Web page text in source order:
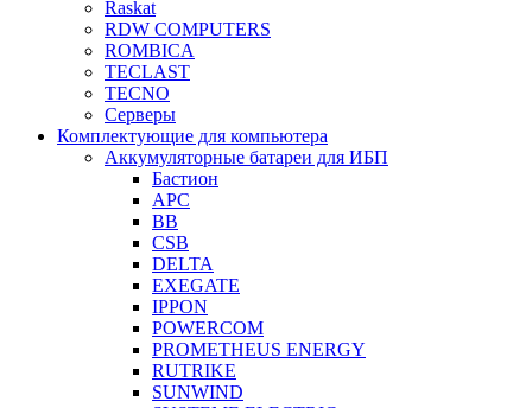
Raskat
RDW COMPUTERS
ROMBICA
TECLAST
TECNO
Серверы
Комплектующие для компьютера
Аккумуляторные батареи для ИБП
Бастион
APC
BB
CSB
DELTA
EXEGATE
IPPON
POWERCOM
PROMETHEUS ENERGY
RUTRIKE
SUNWIND